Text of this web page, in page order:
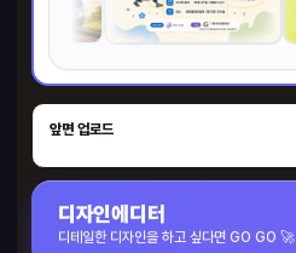
앞면 업로드
디자인에디터
디테일한 디자인을 하고 싶다면 GO GO 🚀